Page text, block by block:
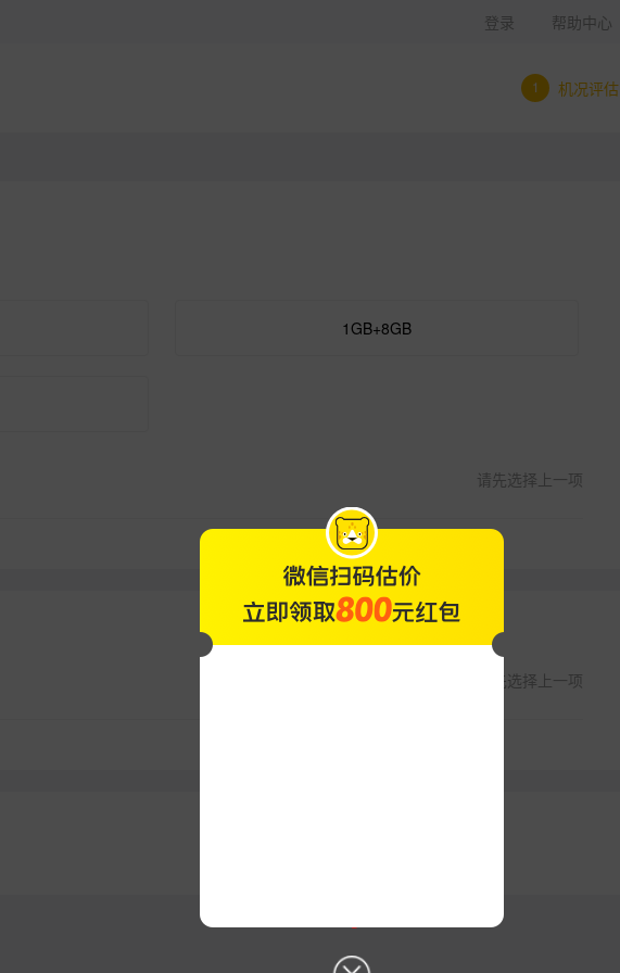
登录 帮助中心
1 机况评估
1GB+8GB
请先选择上一项
请先选择上一项